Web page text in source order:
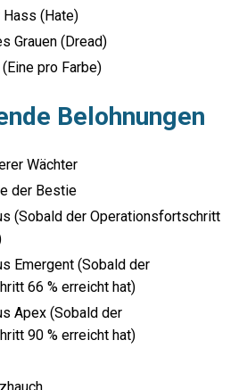
Hass (Hate)
Grauen (Dread)
pro Farbe)
Belohnungen
Wächter
der Bestie
(Sobald der Operationsfortschritt
Emergent (Sobald der
66 % erreicht hat)
Apex (Sobald der
90 % erreicht hat)